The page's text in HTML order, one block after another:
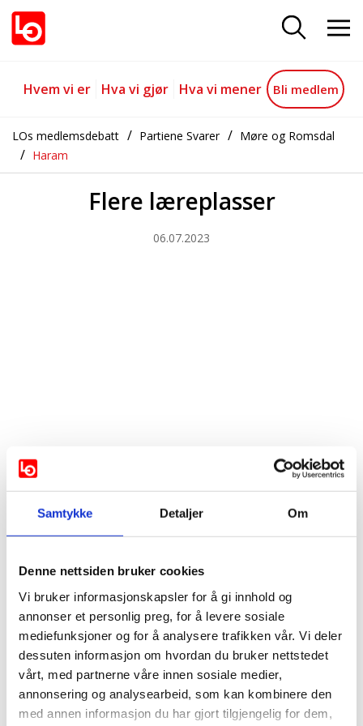
Samtykke Detaljer Om
Denne nettsiden bruker cookies
Vi bruker informasjonskapsler for å gi innhold og
annonser et personlig preg, for å levere sosiale
mediefunksjoner og for å analysere trafikken vår. Vi deler
dessuten informasjon om hvordan du bruker nettstedet
vårt, med partnerne våre innen sosiale medier,
annonsering og analysearbeid, som kan kombinere den
med annen informasjon du har gjort tilgjengelig for dem,
Flere læreplasser
Gå til hovedinnhold
Gå til navigasjon
Hvem vi er Hva vi gjør Hva vi mener Bli medlem
LOs medlemsdebatt Partiene Svarer
Møre og Romsdal
Haram
Flere læreplasser
06.07.2023
Vis mer
Støttes av:
SV Venstre Rødt
Støttes ikke av:
Ikke svart: